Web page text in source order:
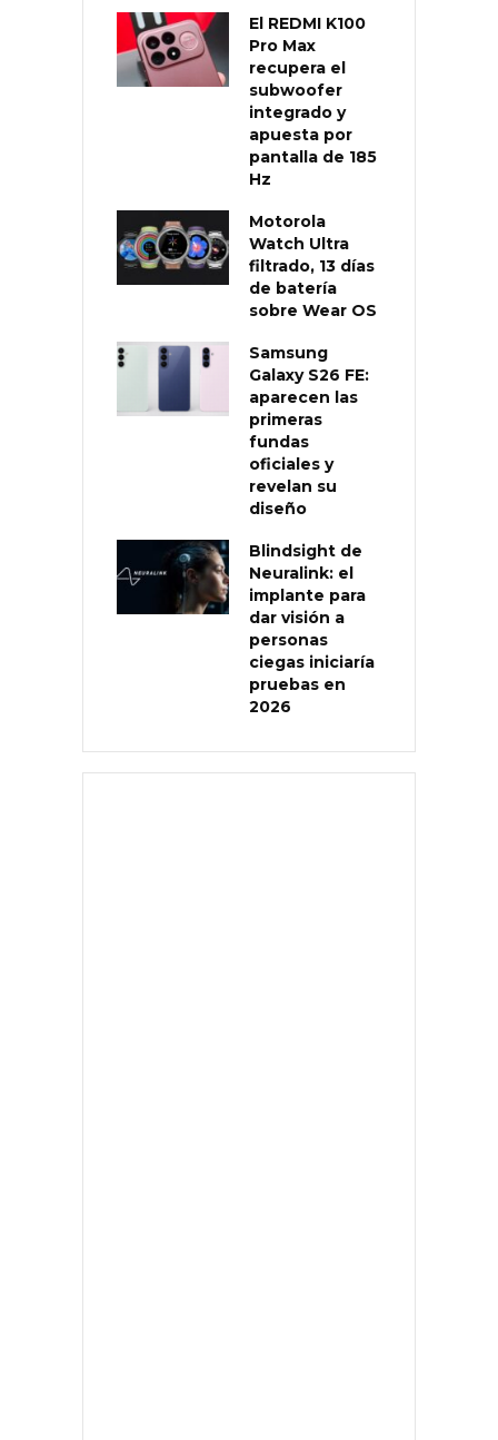
El REDMI K100
Pro Max
recupera el
subwoofer
integrado y
apuesta por
pantalla de 185
Hz
Motorola
Watch Ultra
filtrado, 13 días
de batería
sobre Wear OS
Samsung
Galaxy S26 FE:
aparecen las
primeras
fundas
oficiales y
revelan su
diseño
Blindsight de
Neuralink: el
implante para
dar visión a
personas
ciegas iniciaría
pruebas en
2026